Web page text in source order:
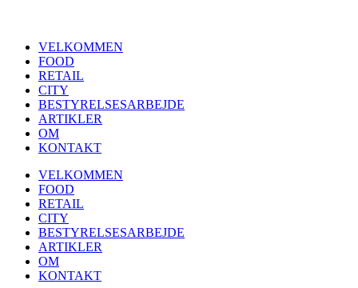
indholdVELKOMMEN
FOOD
RETAIL
CITY
BESTYRELSESARBEJDE
ARTIKLER
OM
KONTAKT
VELKOMMEN
FOOD
RETAIL
CITY
BESTYRELSESARBEJDE
ARTIKLER
OM
KONTAKT